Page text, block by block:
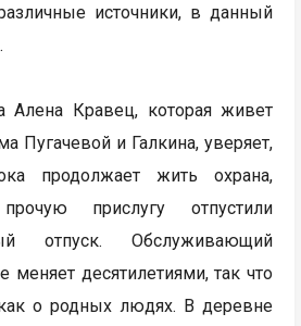
источники, в данный
Алена Кравец, которая живет
Пугачевой и Галкина, уверяет,
продолжает жить охрана,
прислугу отпустили
отпуск. Обслуживающий
меняет десятилетиями, так что
о родных людях. В деревне